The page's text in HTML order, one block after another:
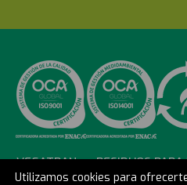
VEGATRAN RESIDUOS
Utilizamos cookies para